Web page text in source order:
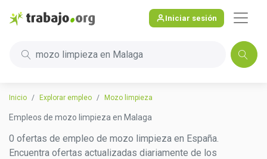
Iniciar sesión
mozo limpieza en Malaga
Inicio Explorar empleo Mozo limpieza
Empleos de mozo limpieza en Malaga
0 ofertas de empleo de mozo limpieza en España.
Encuentra ofertas actualizadas diariamente de los